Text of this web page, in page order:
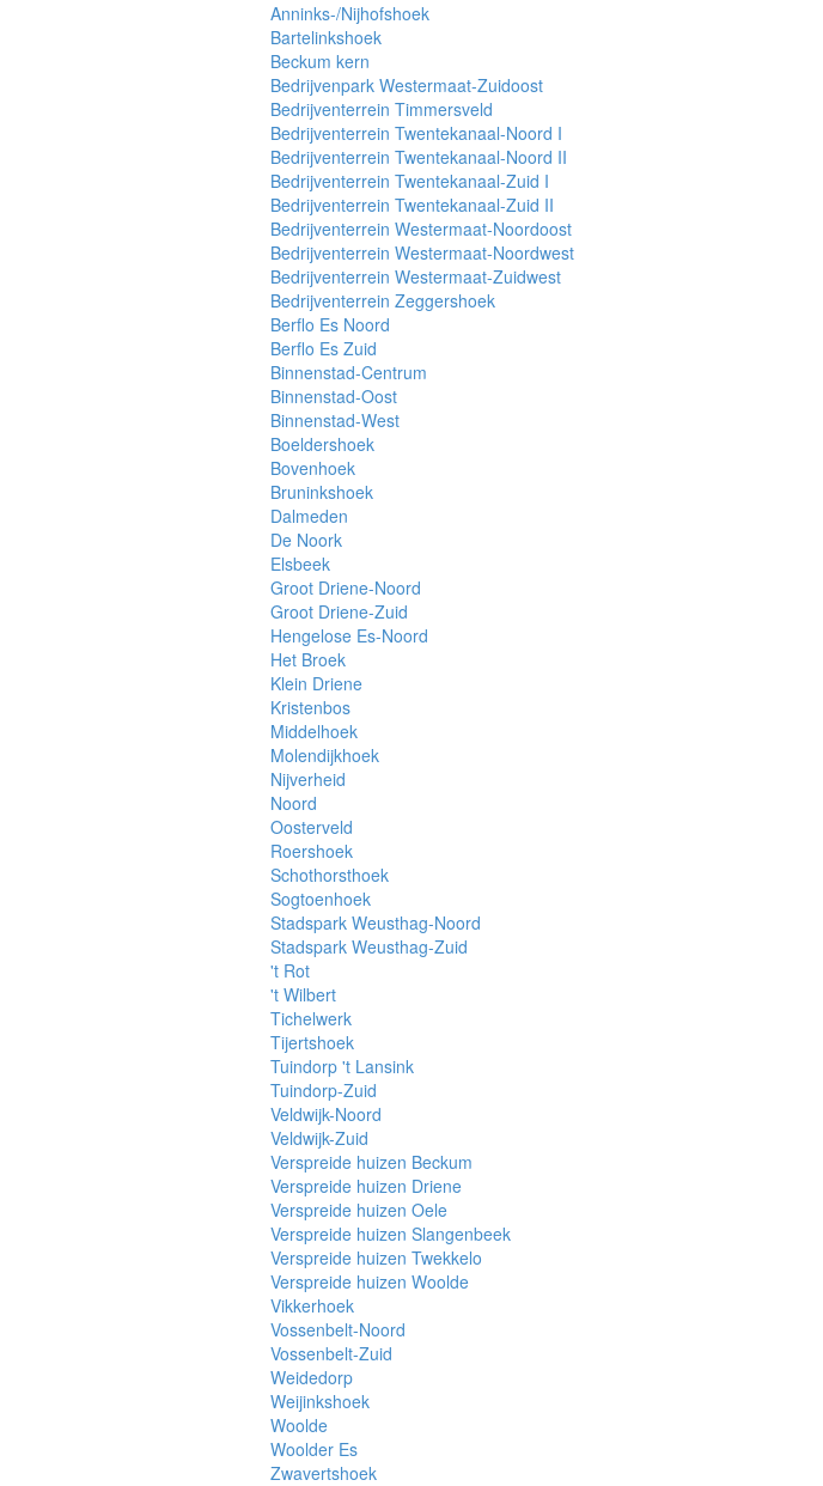
Anninks-/Nijhofshoek
Bartelinkshoek
Beckum kern
Bedrijvenpark Westermaat-Zuidoost
Bedrijventerrein Timmersveld
Bedrijventerrein Twentekanaal-Noord I
Bedrijventerrein Twentekanaal-Noord II
Bedrijventerrein Twentekanaal-Zuid I
Bedrijventerrein Twentekanaal-Zuid II
Bedrijventerrein Westermaat-Noordoost
Bedrijventerrein Westermaat-Noordwest
Bedrijventerrein Westermaat-Zuidwest
Bedrijventerrein Zeggershoek
Berflo Es Noord
Berflo Es Zuid
Binnenstad-Centrum
Binnenstad-Oost
Binnenstad-West
Boeldershoek
Bovenhoek
Bruninkshoek
Dalmeden
De Noork
Elsbeek
Groot Driene-Noord
Groot Driene-Zuid
Hengelose Es-Noord
Het Broek
Klein Driene
Kristenbos
Middelhoek
Molendijkhoek
Nijverheid
Noord
Oosterveld
Roershoek
Schothorsthoek
Sogtoenhoek
Stadspark Weusthag-Noord
Stadspark Weusthag-Zuid
't Rot
't Wilbert
Tichelwerk
Tijertshoek
Tuindorp 't Lansink
Tuindorp-Zuid
Veldwijk-Noord
Veldwijk-Zuid
Verspreide huizen Beckum
Verspreide huizen Driene
Verspreide huizen Oele
Verspreide huizen Slangenbeek
Verspreide huizen Twekkelo
Verspreide huizen Woolde
Vikkerhoek
Vossenbelt-Noord
Vossenbelt-Zuid
Weidedorp
Weijinkshoek
Woolde
Woolder Es
Zwavertshoek